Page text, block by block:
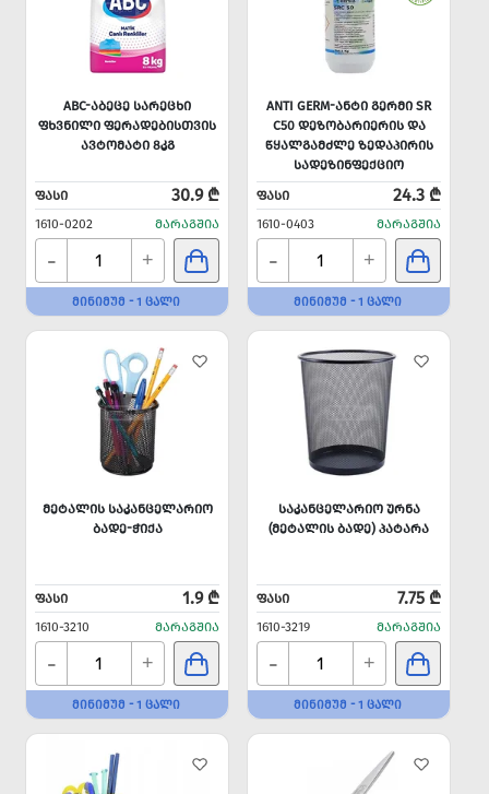
ABC-ᲐᲑᲔᲪᲔ ᲡᲐᲠᲔᲪᲮᲘ
ᲤᲮᲕᲜᲘᲚᲘ ᲤᲔᲠᲐᲓᲔᲑᲘᲡᲗᲕᲘᲡ
ᲐᲕᲢᲝᲛᲐᲢᲘ 8ᲙᲒ
ᲤᲐᲡᲘ 30.9 ₾
1610-0202 ᲛᲐᲠᲐᲒᲨᲘᲐ
- +
ᲛᲘᲜᲘᲛᲣᲛ - 1 ᲪᲐᲚᲘ
ANTI GERM-ᲐᲜᲢᲘ ᲒᲔᲠᲛᲘ SR
C50 ᲓᲔᲖᲝᲑᲐᲠᲘᲔᲠᲘᲡ ᲓᲐ
ᲬᲧᲐᲚᲒᲐᲛᲫᲚᲔ ᲖᲔᲓᲐᲞᲘᲠᲘᲡ
ᲡᲐᲓᲔᲖᲘᲜᲤᲔᲥᲪᲘᲝ
ᲙᲝᲜᲪᲔᲜᲢᲠᲐᲢᲘ 1Ლ=100Ლ
ᲤᲐᲡᲘ 24.3 ₾
1610-0403 ᲛᲐᲠᲐᲒᲨᲘᲐ
- +
ᲛᲘᲜᲘᲛᲣᲛ - 1 ᲪᲐᲚᲘ
ᲛᲔᲢᲐᲚᲘᲡ ᲡᲐᲙᲐᲜᲪᲔᲚᲐᲠᲘᲝ
ᲑᲐᲓᲔ-ᲭᲘᲥᲐ
ᲤᲐᲡᲘ 1.9 ₾
1610-3210 ᲛᲐᲠᲐᲒᲨᲘᲐ
- +
ᲛᲘᲜᲘᲛᲣᲛ - 1 ᲪᲐᲚᲘ
ᲡᲐᲙᲐᲜᲪᲔᲚᲐᲠᲘᲝ ᲣᲠᲜᲐ
(ᲛᲔᲢᲐᲚᲘᲡ ᲑᲐᲓᲔ) ᲞᲐᲢᲐᲠᲐ
ᲤᲐᲡᲘ 7.75 ₾
1610-3219 ᲛᲐᲠᲐᲒᲨᲘᲐ
- +
ᲛᲘᲜᲘᲛᲣᲛ - 1 ᲪᲐᲚᲘ